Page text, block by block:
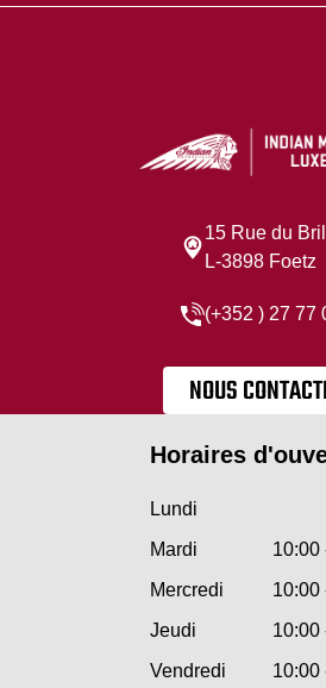
15 Rue du Brill
L-3898 Foetz
(+352 ) 27 77
NOUS
Horaires
Lundi
Mardi
10:00
Mercredi
10:00
Jeudi
10:00
Vendredi
10:00